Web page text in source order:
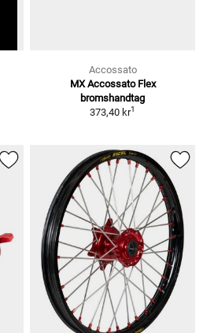
Accossato
MX Accossato Flex
bromshandtag
373,40 kr1